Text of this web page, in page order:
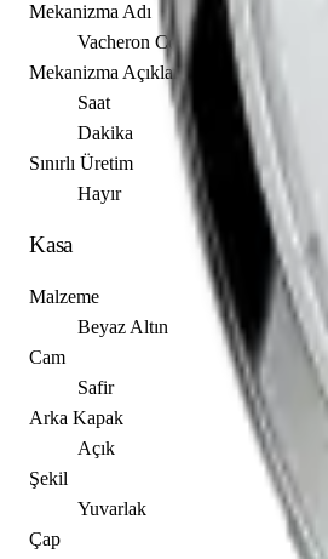
Mekanizma Adı
Vacheron Constantin caliber 1400
Mekanizma Açıklaması
Saat
Dakika
Sınırlı Üretim
Hayır
Kasa
Malzeme
Beyaz Altın
Cam
Safir
Arka Kapak
Açık
Şekil
Yuvarlak
Çap